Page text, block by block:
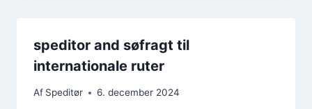
speditor and søfragt til
internationale ruter
Af Speditør 6. december 2024